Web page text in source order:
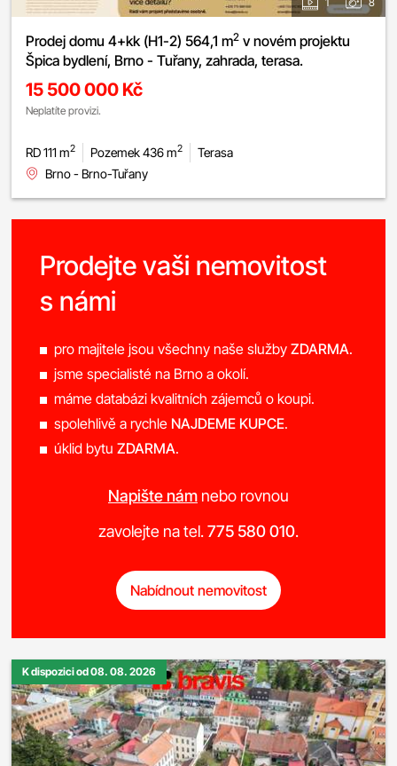
Prodej domu 4+kk (H1-2) 564,1 m2 v novém projektu
Špica bydlení, Brno - Tuřany, zahrada, terasa.
15 500 000 Kč
Neplatíte provizi.
RD 111 m2 Pozemek 436 m2
Terasa
Brno - Brno-Tuřany
Prodejte vaši nemovitost
s námi
pro majitele jsou všechny naše službyZDARMA.
jsme specialisté na Brno a okolí.
máme databázi kvalitních zájemců o koupi.
spolehlivě a rychle NAJDEME KUPCE.
úklid bytuZDARMA.
Napište námnebo rovnou
zavolejte na tel.775 580 010.
Nabídnout nemovitost
K dispozici od 08. 08. 2026